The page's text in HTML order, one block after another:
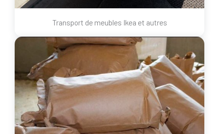
Transport de meubles Ikea et autres